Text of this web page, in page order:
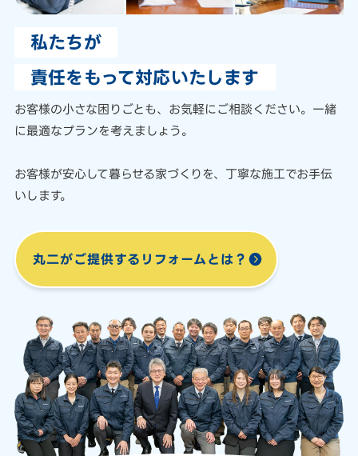
私たちが
責任をもって対応いたします
お客様の小さな困りごとも、 お気軽にご相談ください。 一緒
に最適なプランを考えましょう。
お客様が安心して暮らせる家づくりを、 丁寧な施工でお手伝
いします。
丸二がご提供する リフォームとは？